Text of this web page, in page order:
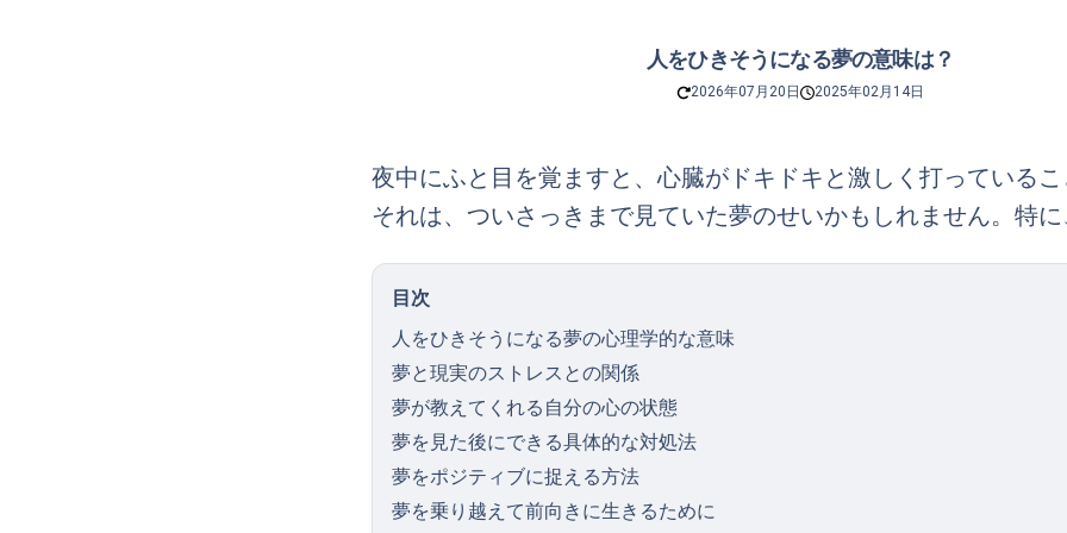
人をひきそうになる夢の意味は？
2026年07月20日 2025年02月14日
夜中にふと目を覚ますと、心臓がドキドキと激しく打っている
それは、ついさっきまで見ていた夢のせいかもしれません。特
目次
人をひきそうになる夢の心理学的な意味
夢と現実のストレスとの関係
夢が教えてくれる自分の心の状態
夢を見た後にできる具体的な対処法
夢をポジティブに捉える方法
夢を乗り越えて前向きに生きるために